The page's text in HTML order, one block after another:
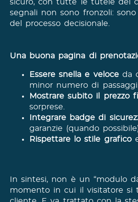
sicuro, con tutte le tutele del
segnali non sono fronzoli:
del processo decisionale.
Una buona pagina di
Essere snella e veloceda
minor numero di passaggi
Mostrare subito il prezzo
sorprese.
Integrare badge di
garanzie (quando
Rispettare lo stile grafico
In sintesi, non è un “modulo
momento in cui il visitatore si